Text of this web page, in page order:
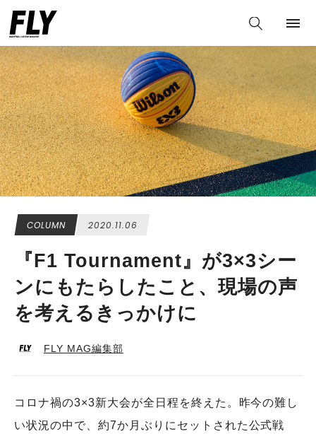
COLUMN 2020.11.06
『F1 Tournament』が3×3シー
ンにもたらしたこと、現場の声
を考えるきっかけに
FLY MAG編集部
コロナ禍の3×3新大会が全日程を終えた。昨今の難し
い状況の中で、約7か月ぶりにセットされた公式戦